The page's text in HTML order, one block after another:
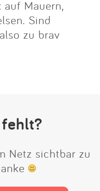
Mauern,
Sind
zu brav
Netz sichtbar zu